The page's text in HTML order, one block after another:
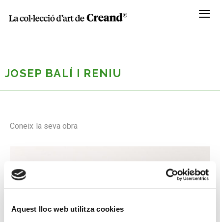
Aquest lloc web utilitza cookies
Menú
JOSEP BALÍ I RENIU
Coneix la seva obra